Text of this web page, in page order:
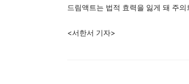
드림액트는 법적 효력을 잃게 돼 주
<서한서 기자>